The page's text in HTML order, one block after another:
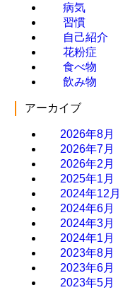
病気
習慣
自己紹介
花粉症
食べ物
飲み物
アーカイブ
2026年8月
2026年7月
2026年2月
2025年1月
2024年12月
2024年6月
2024年3月
2024年1月
2023年8月
2023年6月
2023年5月